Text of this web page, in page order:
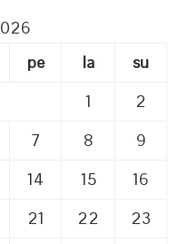
pe la
su
1
2
7 8
9
14 15
16
21 22
23